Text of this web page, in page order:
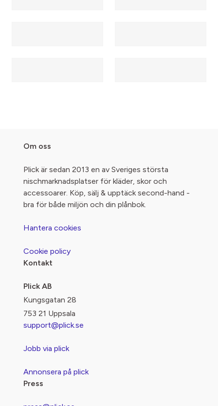
Om oss
Plick är sedan 2013 en av Sveriges största
nischmarknadsplatser för kläder, skor och
accessoarer. Köp, sälj & upptäck second-hand -
bra för både miljön och din plånbok.
Hantera cookies
Cookie policy
Kontakt
Plick AB
Kungsgatan 28
753 21 Uppsala
support@plick.se
Jobb via plick
Annonsera på plick
Press